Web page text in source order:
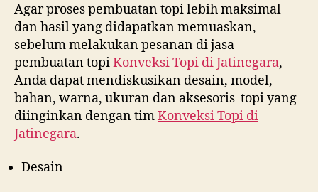
Agar proses pembuatan topi lebih maksimal
dan hasil yang didapatkan memuaskan,
sebelum melakukan pesanan di jasa
pembuatan topiKonveksi Topi diJatinegara,
Anda dapat mendiskusikan desain, model,
bahan, warna, ukuran dan aksesoris topi yang
diinginkan dengan timKonveksi Topi di
Jatinegara.
Desain